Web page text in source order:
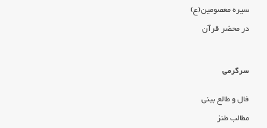
سیره معصومین(ع)
در محضر قرآن
سرگرمی
فال و طالع بینی
مطالب طنز